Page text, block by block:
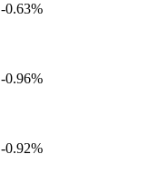
-0.63%
-0.96%
-0.92%